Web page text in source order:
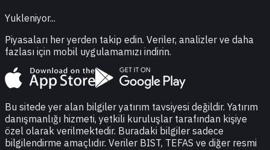
Yukleniyor...
Piyasaları her yerden takip edin. Veriler, analizler ve daha
fazlası için mobil uygulamamızı indirin.
Bu sitede yer alan bilgiler yatırım tavsiyesi değildir. Yatırım
danışmanlığı hizmeti, yetkili kuruluşlar tarafından kişiye
özel olarak verilmektedir. Buradaki bilgiler sadece
bilgilendirme amaçlıdır. Veriler BIST, TEFAS ve diğer resmi